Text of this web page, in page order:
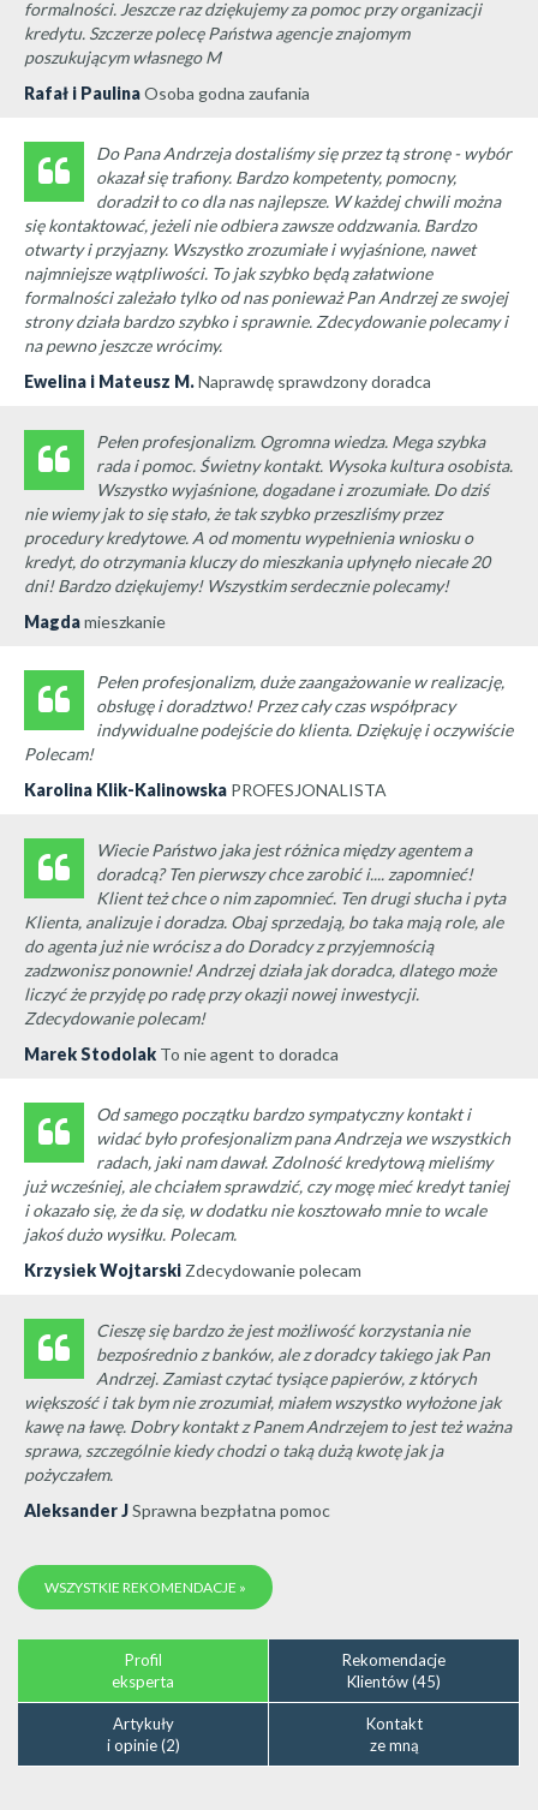
formalności. Jeszcze raz dziękujemy za pomoc przy organizacji
kredytu. Szczerze polecę Państwa agencje znajomym
poszukującym własnego M
Rafał i PaulinaOsoba godna zaufania
Do Pana Andrzeja dostaliśmy się przez tą stronę - wybór
okazał się trafiony. Bardzo kompetenty, pomocny,
doradził to co dla nas najlepsze. W każdej chwili można
się kontaktować, jeżeli nie odbiera zawsze oddzwania. Bardzo
otwarty i przyjazny. Wszystko zrozumiałe i wyjaśnione, nawet
najmniejsze wątpliwości. To jak szybko będą załatwione
formalności zależało tylko od nas ponieważ Pan Andrzej ze swojej
strony działa bardzo szybko i sprawnie. Zdecydowanie polecamy i
na pewno jeszcze wrócimy.
Ewelina i Mateusz M.Naprawdę sprawdzony doradca
Pełen profesjonalizm. Ogromna wiedza. Mega szybka
rada i pomoc. Świetny kontakt. Wysoka kultura osobista.
Wszystko wyjaśnione, dogadane i zrozumiałe. Do dziś
nie wiemy jak to się stało, że tak szybko przeszliśmy przez
procedury kredytowe. A od momentu wypełnienia wniosku o
kredyt, do otrzymania kluczy do mieszkania upłynęło niecałe 20
dni! Bardzo dziękujemy! Wszystkim serdecznie polecamy!
Magdamieszkanie
Pełen profesjonalizm, duże zaangażowanie w realizację,
obsługę i doradztwo! Przez cały czas współpracy
indywidualne podejście do klienta. Dziękuję i oczywiście
Polecam!
Karolina Klik-Kalinowska PROFESJONALISTA
Wiecie Państwo jaka jest różnica między agentem a
doradcą? Ten pierwszy chce zarobić i.... zapomnieć!
Klient też chce o nim zapomnieć. Ten drugi słucha i pyta
Klienta, analizuje i doradza. Obaj sprzedają, bo taka mają role, ale
do agenta już nie wrócisz a do Doradcy z przyjemnością
zadzwonisz ponownie! Andrzej działa jak doradca, dlatego może
liczyć że przyjdę po radę przy okazji nowej inwestycji.
Zdecydowanie polecam!
Marek Stodolak To nie agent to doradca
Od samego początku bardzo sympatyczny kontakt i
widać było profesjonalizm pana Andrzeja we wszystkich
radach, jaki nam dawał. Zdolność kredytową mieliśmy
już wcześniej, ale chciałem sprawdzić, czy mogę mieć kredyt taniej
i okazało się, że da się, w dodatku nie kosztowało mnie to wcale
jakoś dużo wysiłku. Polecam.
Krzysiek Wojtarski Zdecydowanie polecam
Cieszę się bardzo że jest możliwość korzystania nie
bezpośrednio z banków, ale z doradcy takiego jak Pan
Andrzej. Zamiast czytać tysiące papierów, z których
większość i tak bym nie zrozumiał, miałem wszystko wyłożone jak
kawę na ławę. Dobry kontakt z Panem Andrzejem to jest też ważna
sprawa, szczególnie kiedy chodzi o taką dużą kwotę jak ja
pożyczałem.
Aleksander JSprawna bezpłatna pomoc
WSZYSTKIE REKOMENDACJE »
Profil
eksperta
Rekomendacje
Klientów (45)
Artykuły
i opinie (2)
Kontakt
ze mną